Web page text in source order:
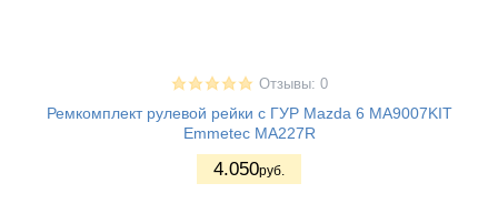
Отзывы: 0
Ремкомплект рулевой рейки с ГУР Mazda 6 MA9007KIT
Emmetec MA227R
4.050руб.